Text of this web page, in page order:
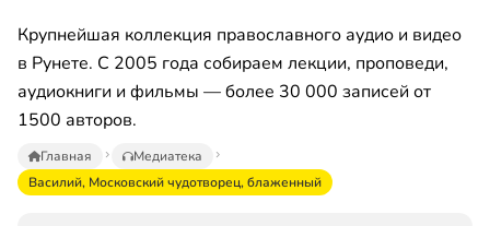
Крупнейшая коллекция православного аудио и видео
в Рунете. С 2005 года собираем лекции, проповеди,
аудиокниги и фильмы — более 30 000 записей от
1500 авторов.
Главная
Медиатека
Василий, Московский чудотворец, блаженный